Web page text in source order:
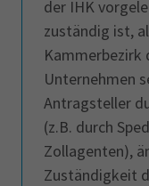
der IHK
zuständig ist,
Kammerbezirk
Unternehmen
Antragsteller
(z.B. durch
Zollagenten),
Zuständigkeit